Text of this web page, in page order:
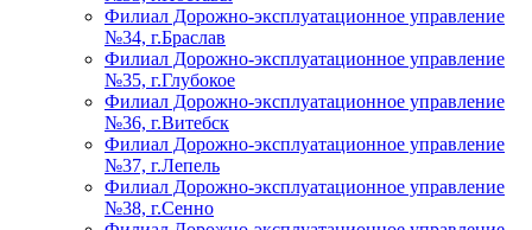
Филиал Дорожно-эксплуатационное управление
№34, г.Браслав
Филиал Дорожно-эксплуатационное управление
№35, г.Глубокое
Филиал Дорожно-эксплуатационное управление
№36, г.Витебск
Филиал Дорожно-эксплуатационное управление
№37, г.Лепель
Филиал Дорожно-эксплуатационное управление
№38, г.Сенно